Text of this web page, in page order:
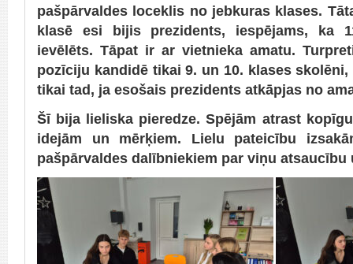
pašpārvaldes loceklis no jebkuras klases.
klasē esi bijis prezidents, iespējams, ka
ievēlēts. Tāpat ir ar vietnieka amatu.
pozīciju kandidē tikai 9. un 10. klases
tikai tad, ja esošais prezidents atkāpjas no
Šī bija lieliska pieredze. Spējām atrast
idejām un mērķiem. Lielu pateicību
pašpārvaldes dalībniekiem par viņu atsaucību